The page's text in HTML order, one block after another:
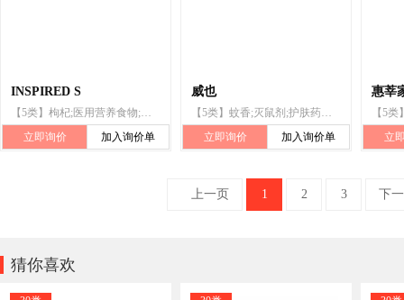
INSPIRED S
【5类】枸杞;医用营养食物;婴儿食品;营养补充剂;动物用膳食补充剂;灭鼠剂;鼠药;婴儿配方奶粉;人用药
立即询价
加入询价单
威也
【5类】蚊香;灭鼠剂;护肤药剂;消毒纸巾;杀虫剂;净化剂;消毒剂;人用药;动物用洗涤剂（杀虫剂）;兽医用药
立即询价
加入询价单
惠莘
立
上一页 1 2 3 下
猜你喜欢